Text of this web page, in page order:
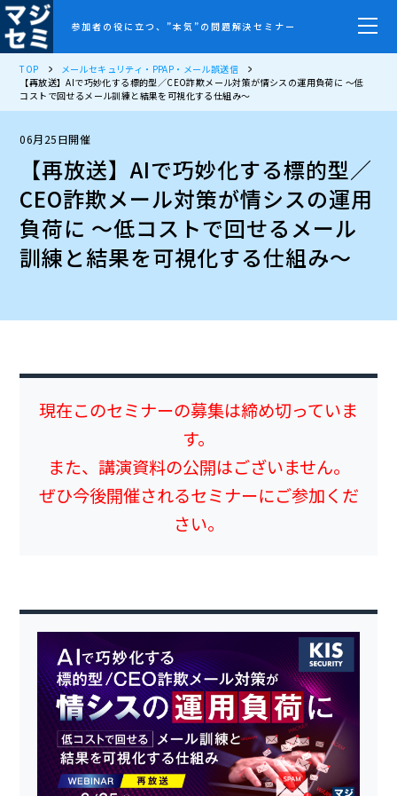
参加者の役に立つ、”本気”の問題解決セミナー
TOP
メールセキュリティ・PPAP・メール誤送信
【再放送】AIで巧妙化する標的型／CEO詐欺メール対策が情シスの運用負荷に ～低
コストで回せるメール訓練と結果を可視化する仕組み～
06月25日開催
【再放送】AIで巧妙化する標的型／
CEO詐欺メール対策が情シスの運用
負荷に ～低コストで回せるメール
訓練と結果を可視化する仕組み～
現在このセミナーの募集は締め切っていま
す。
また、講演資料の公開はございません。
ぜひ今後開催されるセミナーにご参加くだ
さい。